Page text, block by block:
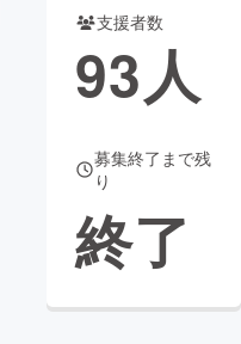
支援者数
93人
募集終了まで残
り
終了